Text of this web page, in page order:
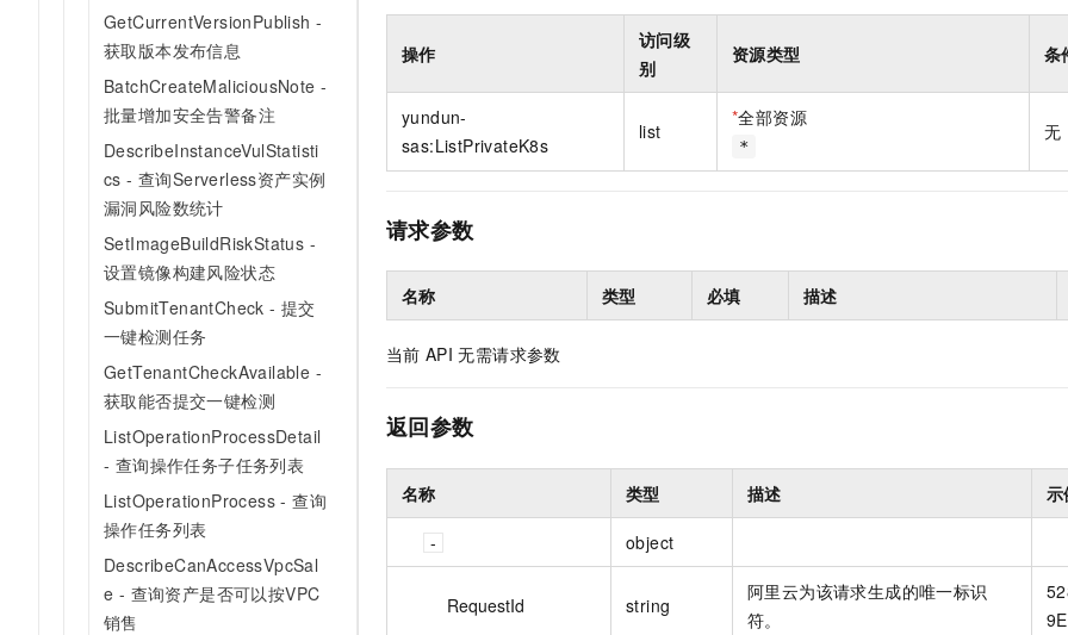
GetCurrentVersionPublish -
获取版本发布信息
BatchCreateMaliciousNote -
批量增加安全告警备注
DescribeInstanceVulStatisti
cs - 查询Serverless资产实例
漏洞风险数统计
SetImageBuildRiskStatus -
设置镜像构建风险状态
SubmitTenantCheck - 提交
一键检测任务
GetTenantCheckAvailable -
获取能否提交一键检测
ListOperationProcessDetail
- 查询操作任务子任务列表
ListOperationProcess - 查询
操作任务列表
DescribeCanAccessVpcSal
e - 查询资产是否可以按VPC
销售
操作
访问级
别
资源类型 条
yundun-
sas:ListPrivateK8s
list
*全部资源
*
无
请求参数
名称 类型 必填 描述
当前 API 无需请求参数
返回参数
名称 类型 描述 示
object
RequestId string
阿里云为该请求生成的唯一标识
符。
10 分钟在聊天系统中增加一个 AI 助手 即刻拥有 DeepSeek-R1 满血版
开发工具
专有云